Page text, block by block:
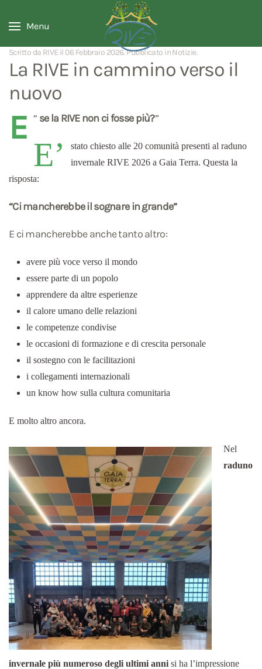
Menu
Scritto da RIVE il 06 Febbraio 2026. Pubblicato inNotizie.
La RIVE in cammino verso il
nuovo
“
E se la RIVE non ci fosse più?”
E’
stato chiesto alle 20 comunità presenti al raduno
invernale RIVE 2026 a Gaia Terra. Questa la
risposta:
“Ci mancherebbe il sognare in grande”
E ci mancherebbe anche tanto altro:
avere più voce verso il mondo
essere parte di un popolo
apprendere da altre esperienze
il calore umano delle relazioni
le competenze condivise
le occasioni di formazione e di crescita personale
il sostegno con le facilitazioni
i collegamenti internazionali
un know how sulla cultura comunitaria
E molto altro ancora.
Nel
raduno
invernale più numeroso degli ultimi anni si ha l’impressione